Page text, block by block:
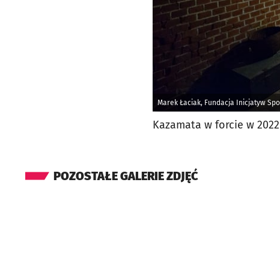
Marek Łaciak, Fundacja Inicjatyw
Kazamata w forcie w
POZOSTAŁE GALERIE ZDJĘĆ